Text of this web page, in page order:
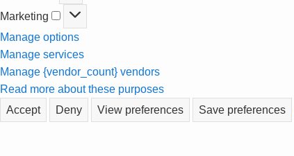
Marketing Marketing
Manage options
Manage services
Manage {vendor_count} vendors
Read more about these purposes
Accept
Deny View preferences Save preferences